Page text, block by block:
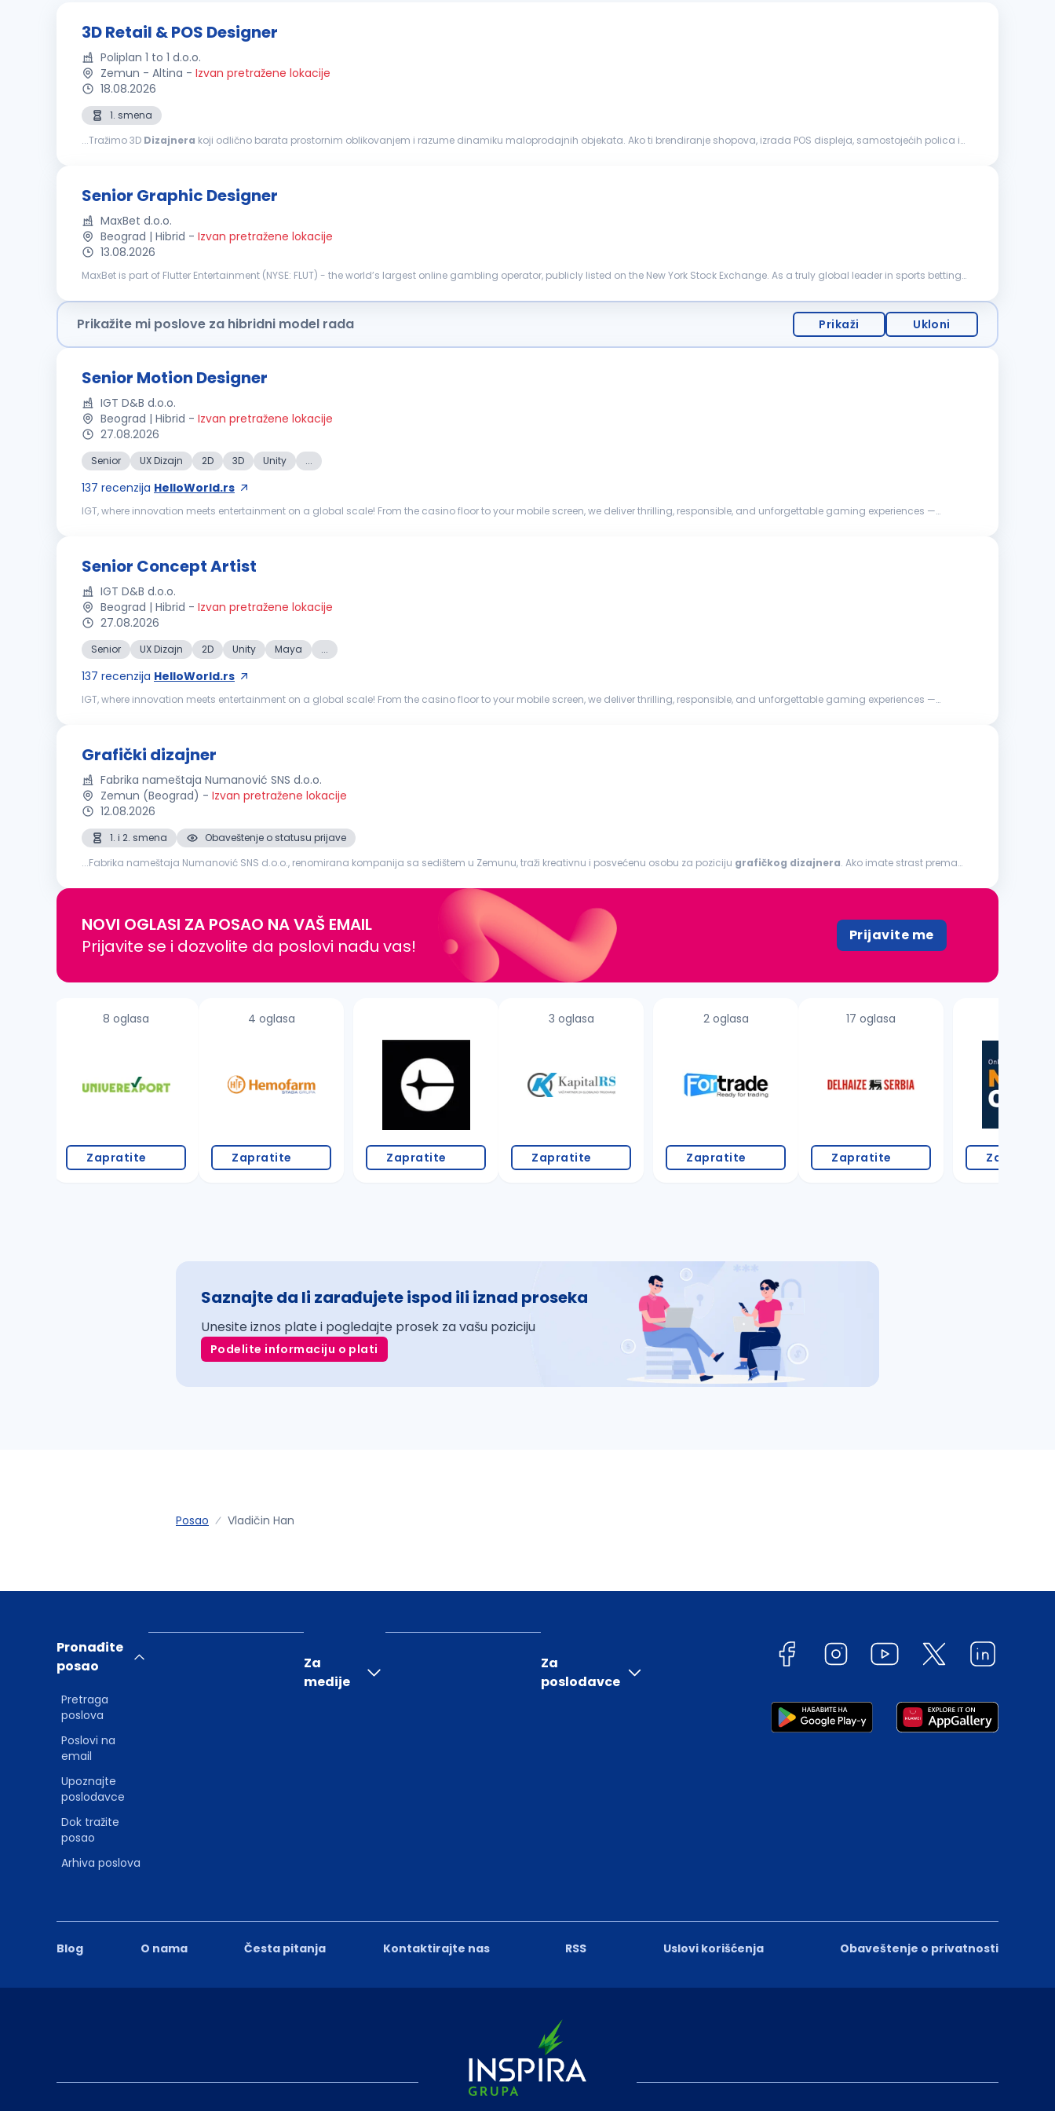
3D Retail & POS Designer
Poliplan 1 to 1 d.o.o.
Zemun - Altina - Izvan pretražene lokacije
18.08.2026
1. smena
...Tražimo 3D Dizajnera koji odlično barata prostornim oblikovanjem i razume dinamiku maloprodajnih objekata. Ako ti brendiranje shopova, izrada POS displeja, samostojećih polica i
Senior Graphic Designer
MaxBet d.o.o.
Beograd | Hibrid - Izvan pretražene lokacije
13.08.2026
MaxBet is part of Flutter Entertainment (NYSE: FLUT) - the world’s largest online gambling operator, publicly listed on the New York Stock Exchange. As a truly global leader in sports betting
Prikažite mi poslove za hibridni model rada Prikaži Ukloni
Senior Motion Designer
IGT D&B d.o.o.
Beograd | Hibrid - Izvan pretražene lokacije
27.08.2026
Senior UX Dizajn 2D 3D Unity ...
137 recenzija HelloWorld.rs
IGT, where innovation meets entertainment on a global scale! From the casino floor to your mobile screen, we deliver thrilling, responsible, and unforgettable gaming experiences —
Senior Concept Artist
IGT D&B d.o.o.
Beograd | Hibrid - Izvan pretražene lokacije
27.08.2026
Senior UX Dizajn 2D Unity Maya ...
137 recenzija HelloWorld.rs
IGT, where innovation meets entertainment on a global scale! From the casino floor to your mobile screen, we deliver thrilling, responsible, and unforgettable gaming experiences —
Grafički dizajner
Fabrika nameštaja Numanović SNS d.o.o.
Zemun (Beograd) - Izvan pretražene lokacije
12.08.2026
1. i 2. smena
Obaveštenje o statusu prijave
...Fabrika nameštaja Numanović SNS d.o.o., renomirana kompanija sa sedištem u Zemunu, traži kreativnu i posvećenu osobu za poziciju grafičkog dizajnera. Ako imate strast prema
NOVI OGLASI ZA POSAO NA VAŠ EMAIL
Prijavite se i dozvolite da poslovi nađu vas!
Prijavite me
8 oglasa
Zapratite
4 oglasa
Zapratite Zapratite
3 oglasa
Zapratite
2 oglasa
Zapratite
17 oglasa
Zapratite Zapratite
Saznajte da li zarađujete ispod ili iznad proseka
Unesite iznos plate i pogledajte prosek za vašu poziciju
Podelite informaciju o plati
Posao Vladičin Han
Blog O nama Česta pitanja Kontaktirajte nas RSS Uslovi korišćenja Obaveštenje o privatnosti
Pronađite
posao
Pretraga
poslova
Poslovi na
email
Upoznajte
poslodavce
Dok tražite
posao
Arhiva poslova
Za
medije
Za
poslodavce